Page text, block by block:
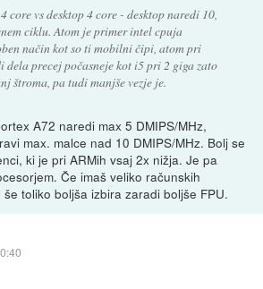
core vs desktop 4 core - desktop naredi 10,
ciklu. Atom je primer intel cpuja
način kot so ti mobilni čipi, atom pri
dela precej počasneje kot i5 pri 2 giga zato
štroma, pa tudi manjše vezje je.
A72 naredi max 5 DMIPS/MHz,
max. malce nad 10 DMIPS/MHz. Bolj se
ki je pri ARMih vsaj 2x nižja. Je pa
Če imaš veliko računskih
toliko boljša izbira zaradi boljše FPU.